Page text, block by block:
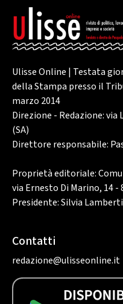
Ulisse Online | Testata
della Stampa presso il
marzo 2014
Direzione - Redazione: via
(SA)
Direttore responsabile:
Proprietà editoriale:
via Ernesto Di Marino, 14 -
Presidente: Silvia Lamberti
Contatti
redazione@ulisseonline.it